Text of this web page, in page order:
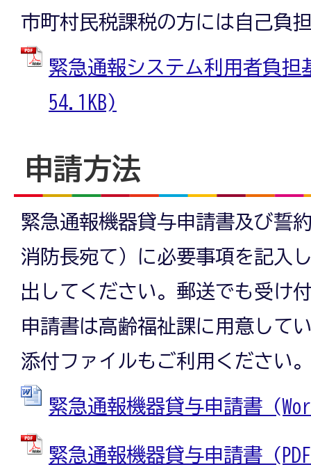
市町村民税課税の方には自己負
緊急通報システム利用者負担
54.1KB)
申請方法
緊急通報機器貸与申請書及び誓
消防長宛て）に必要事項を記入
出してください。郵送でも受け
申請書は高齢福祉課に用意して
添付ファイルもご利用ください
緊急通報機器貸与申請書
緊急通報機器貸与申請書